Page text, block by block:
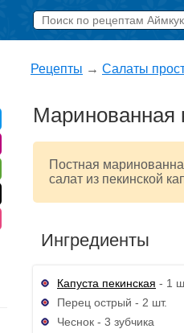
Рецепты → Салаты
Маринованная
Постная
салат из пекинской
Ингредиенты
Капуста пекинская - 1
Перец острый - 2 шт.
Чеснок - 3 зубчика